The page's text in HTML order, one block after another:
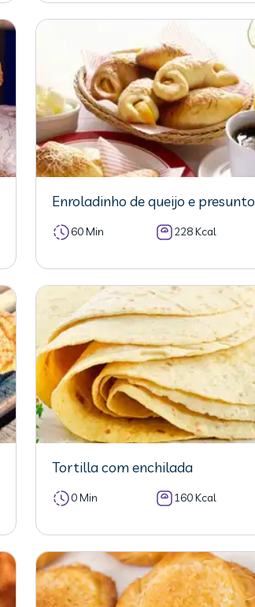
Enroladinho de queijo e presunto
60 Min 228 Kcal
Tortilla com enchilada
0 Min 160 Kcal